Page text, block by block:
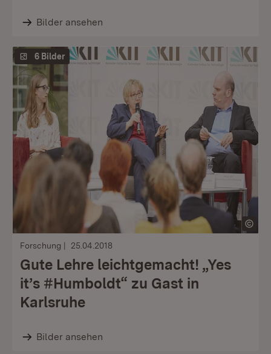
Bilder ansehen
6 Bilder
Forschung 25.04.2018
Gute Lehre leichtgemacht! „Yes
it’s #Humboldt“ zu Gast in
Karlsruhe
Bilder ansehen